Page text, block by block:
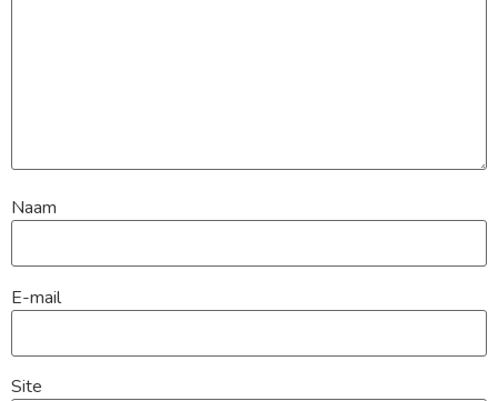
Naam
E-mail
Site